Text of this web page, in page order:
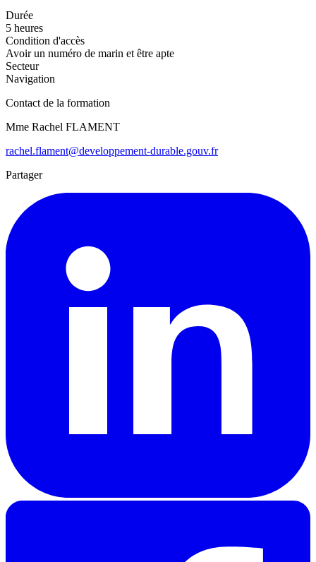
Durée
5 heures
Condition d'accès
Avoir un numéro de marin et être apte
Secteur
Navigation
Contact de la formation
Mme Rachel FLAMENT
rachel.flament@developpement-durable.gouv.fr
Partager